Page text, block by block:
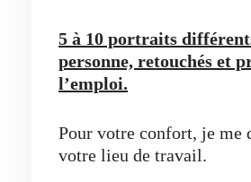
5 à 10 portraits
personne, retouchés et
l’emploi.
Pour votre confort, je me
votre lieu de travail.